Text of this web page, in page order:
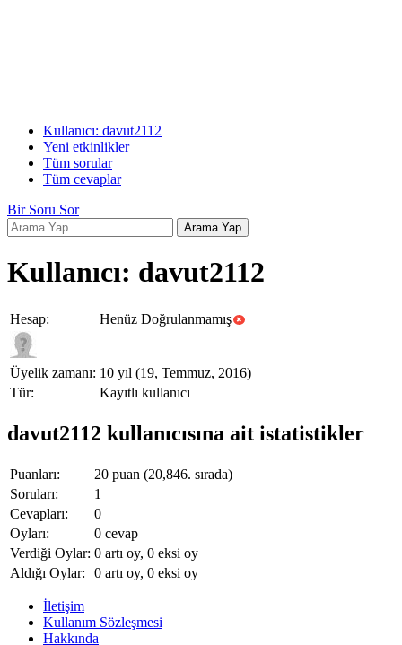
Kullanıcı: davut2112
Yeni etkinlikler
Tüm sorular
Tüm cevaplar
Bir Soru Sor
Kullanıcı: davut2112
Hesap: Henüz Doğrulanmamış
Üyelik zamanı: 10 yıl (19, Temmuz, 2016)
Tür:
Kayıtlı kullanıcı
davut2112 kullanıcısına ait istatistikler
Puanları: 20 puan (20,846. sırada)
Soruları:
1
Cevapları:
0
Oyları:
0 cevap
Verdiği Oylar: 0 artı oy, 0 eksi oy
Aldığı Oylar:
0 artı oy, 0 eksi oy
İletişim
Kullanım Sözleşmesi
Hakkında